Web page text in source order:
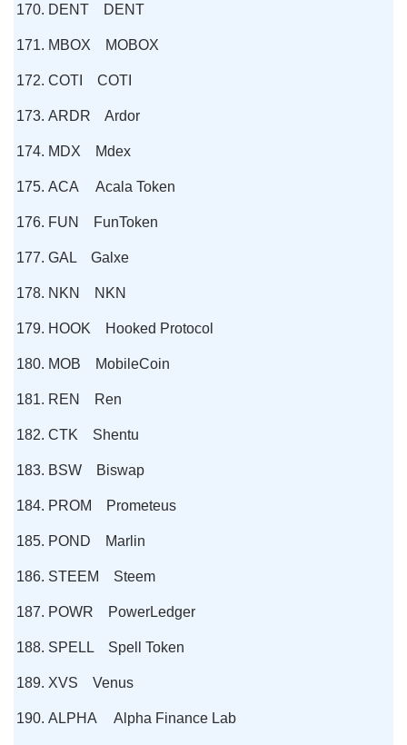
DENT DENT
MBOX MOBOX
COTI COTI
ARDR Ardor
MDX Mdex
ACA Acala Token
FUN FunToken
GAL Galxe
NKN NKN
HOOK Hooked Protocol
MOB MobileCoin
REN Ren
CTK Shentu
BSW Biswap
PROM Prometeus
POND Marlin
STEEM Steem
POWR PowerLedger
SPELL Spell Token
XVS Venus
ALPHA Alpha Finance Lab